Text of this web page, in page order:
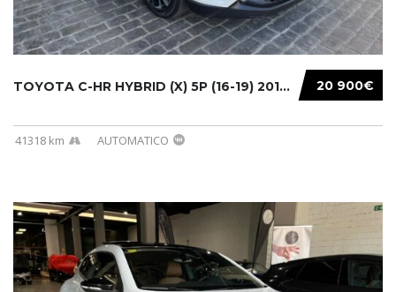
20 900€
TOYOTA C-HR HYBRID (X) 5P (16-19) 2019...
41318 km AUTOMATICO